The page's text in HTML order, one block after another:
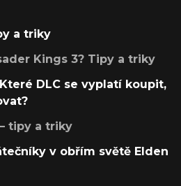
a triky
Kings 3? Tipy a triky
DLC se vyplatí koupit,
tipy a triky
v obřím světě Elden